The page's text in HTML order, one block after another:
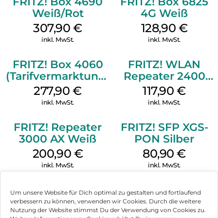
Um unsere Website für Dich optimal zu gestalten und fortlaufend
verbessern zu können, verwenden wir Cookies. Durch die weitere
Nutzung der Website stimmst Du der Verwendung von Cookies zu.
FRITZ!OS ist die intuitive Benutzeroberfläche, mit der Sie die
einzelnen Komponenten einfach verwalten können. Durch
kostenlose Updates erhalten Sie regelmäßig neue
Funktionen und mit den FRITZ!Apps können Sie auch
unterwegs sicher auf Ihr Heimnetz zugreifen.
FRITZ!Box sicherheitshalber:
Um Ihre Kommunikation und Daten vor unbefugtem Zugriff
zu schützen, verfügt die FRITZ!Box 5530 Fiber über ein
ausgeklügeltes Sicherheitskonzept. AVM veröffentlicht
regelmäßig kostenlose Updates, um die Software auf dem
sofort im Keim zu ersticken. Darüber hinaus sind Telefonie,
drahtlose Verbindungen und die Einrichtung nach neuesten
Standards vor unbefugtem Zugriff geschützt.
Weiß/Rot
307,90€
inkl. MwSt.
4G Weiß
128,90 €
inkl. MwSt.
FRITZ! Box 4060
(Tarifvermarktung)
Weiß
277,90€
inkl. MwSt.
FRITZ! WLAN
Repeater 2400
Weiß
117,90€
inkl. MwSt.
FRITZ! Repeater
3000 AX Weiß
200,90 €
inkl. MwSt.
FRITZ! SFP XGS-
PON Silber
80,90€
inkl. MwSt.